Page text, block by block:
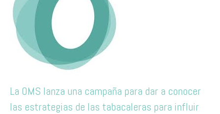
La OMS lanza una campaña para dar a conocer
las estrategias de las tabacaleras para influir